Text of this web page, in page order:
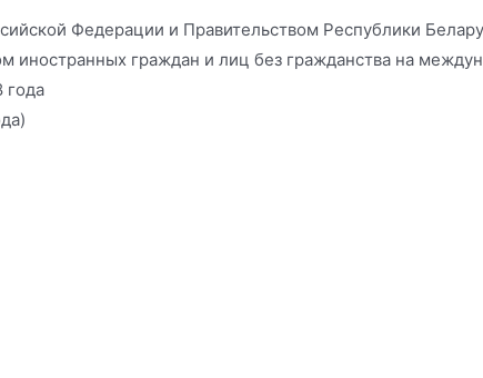
Федерации и Правительством Республики
иностранных граждан и лиц без гражданства на
года